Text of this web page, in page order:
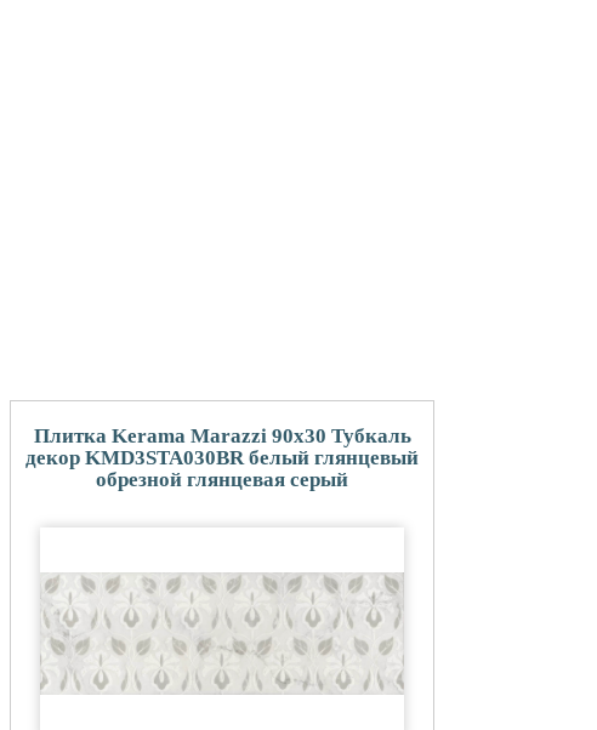
Плитка Kerama Marazzi 90x30 Тубкаль
декор KMD3STA030BR белый глянцевый
обрезной глянцевая серый